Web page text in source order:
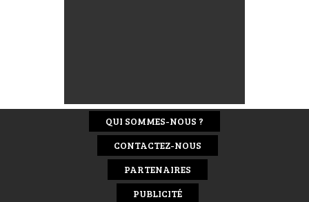
QUI SOMMES-NOUS ?
CONTACTEZ-NOUS
PARTENAIRES
PUBLICITÉ